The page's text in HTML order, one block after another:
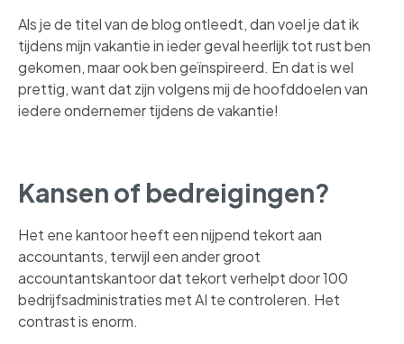
Als je de titel van de blog ontleedt, dan voel je dat ik
tijdens mijn vakantie in ieder geval heerlijk tot rust ben
gekomen, maar ook ben geïnspireerd. En dat is wel
prettig, want dat zijn volgens mij de hoofddoelen van
iedere ondernemer tijdens de vakantie!
Kansen of bedreigingen?
Het ene kantoor heeft een nijpend tekort aan
accountants, terwijl een ander groot
accountantskantoor dat tekort verhelpt door 100
bedrijfsadministraties met AI te controleren. Het
contrast is enorm.